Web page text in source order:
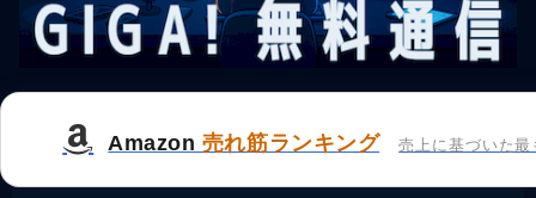
Amazon 売れ筋ランキング 売上に基づいた